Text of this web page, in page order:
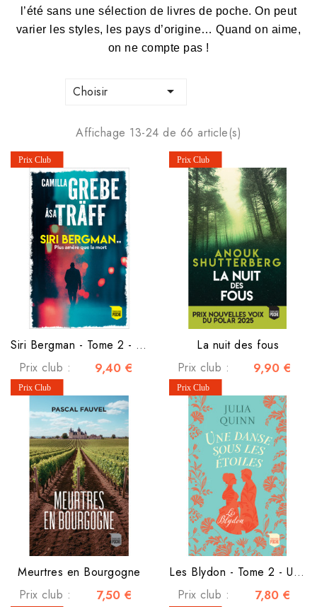
l’été sans une sélection de livres de poche. On peut
varier les styles, les pays d’origine… Quand on aime,
on ne compte pas !
Choisir 
Affichage 13-24 de 66 article(s)
Siri Bergman - Tome 2 - Plus amère que la mort
Prix club :
9,40 €
La nuit des fous
Prix club :
9,90 €
Meurtres en Bourgogne
Prix club :
7,50 €
Les Blydon - Tome 2 - Une danse sous les étoiles
Prix club :
7,80 €